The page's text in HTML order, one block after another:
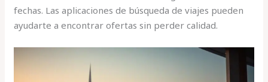
fechas. Las aplicaciones de búsqueda de viajes pueden
ayudarte a encontrar ofertas sin perder calidad.